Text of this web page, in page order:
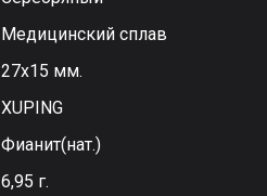
Медицинский сплав
27х15 мм.
XUPING
Фианит(нат.)
6,95 г.